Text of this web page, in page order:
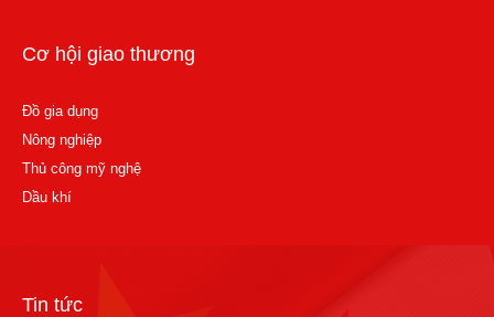
Cơ hội giao thương
Đồ gia dụng
Nông nghiệp
Thủ công mỹ nghệ
Dầu khí
Tin tức